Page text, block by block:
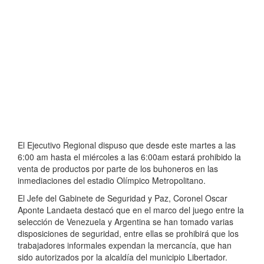
El Ejecutivo Regional dispuso que desde este martes a las
6:00 am hasta el miércoles a las 6:00am estará prohibido la
venta de productos por parte de los buhoneros en las
inmediaciones del estadio Olímpico Metropolitano.
El Jefe del Gabinete de Seguridad y Paz, Coronel Oscar
Aponte Landaeta destacó que en el marco del juego entre la
selección de Venezuela y Argentina se han tomado varias
disposiciones de seguridad, entre ellas se prohibirá que los
trabajadores informales expendan la mercancía, que han
sido autorizados por la alcaldía del municipio Libertador.